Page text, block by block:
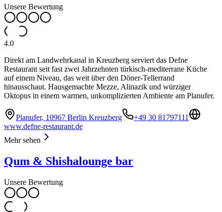
Unsere Bewertung
4.0
Direkt am Landwehrkanal in Kreuzberg serviert das Defne
Restaurant seit fast zwei Jahrzehnten türkisch-mediterrane Küche
auf einem Niveau, das weit über den Döner-Tellerrand
hinausschaut. Hausgemachte Mezze, Alinazik und würziger
Oktopus in einem warmen, unkomplizierten Ambiente am Planufer.
Planufer, 10967 Berlin Kreuzberg
+49 30 81797111
www.defne-restaurant.de
Mehr sehen
Qum & Shishalounge bar
Unsere Bewertung